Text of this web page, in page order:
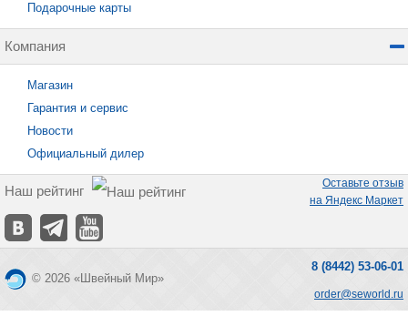
Подарочные карты
Компания
Магазин
Гарантия и сервис
Новости
Официальный дилер
Наш рейтинг
Оставьте отзыв
на Яндекс Маркет
© 2026 «Швейный Мир»
8 (8442) 53-06-01
order@seworld.ru